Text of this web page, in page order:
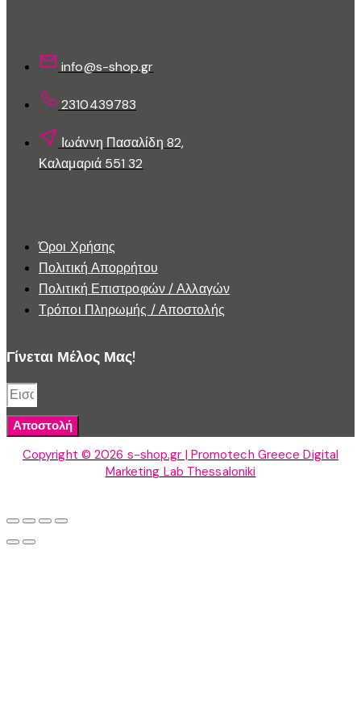
του
info@s-shop.gr
2310439783
Ιωάννη Πασαλίδη 82,
Καλαμαριά 551 32
Όροι Χρήσης
Πολιτική Απορρήτου
Πολιτική Επιστροφών / Αλλαγών
Τρόποι Πληρωμής / Αποστολής
Γίνεται Μέλος Μας!
Αποστολή
Copyright © 2026 s-shop.gr | Promotech Greece Digital
Marketing Lab Thessaloniki